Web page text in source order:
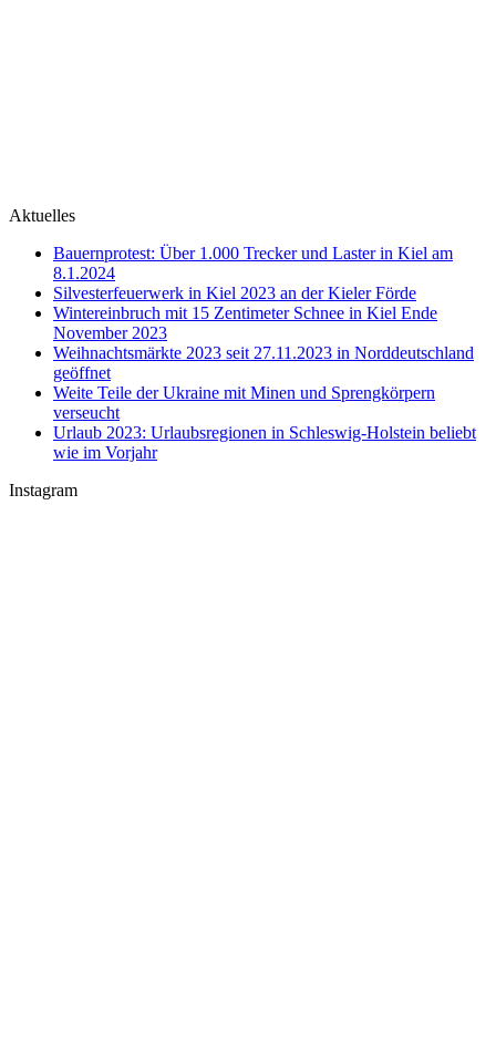
Aktuelles
Bauernprotest: Über 1.000 Trecker und Laster in Kiel am
8.1.2024
Silvesterfeuerwerk in Kiel 2023 an der Kieler Förde
Wintereinbruch mit 15 Zentimeter Schnee in Kiel Ende
November 2023
Weihnachtsmärkte 2023 seit 27.11.2023 in Norddeutschland
geöffnet
Weite Teile der Ukraine mit Minen und Sprengkörpern
verseucht
Urlaub 2023: Urlaubsregionen in Schleswig-Holstein beliebt
wie im Vorjahr
Instagram